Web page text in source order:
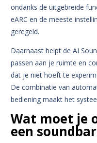
ondanks de uitgebreide
eARC en de meeste
geregeld.
Daarnaast helpt de AI
passen aan je ruimte en
dat je niet hoeft te
De combinatie van
bediening maakt het
Wat moet je
een soundbar